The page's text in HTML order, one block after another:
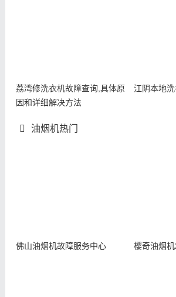
荔湾修洗衣机故障查询,具体原
因和详细解决方法
江阴本地
油烟机热门
佛山油烟机故障服务中心 樱奇油烟